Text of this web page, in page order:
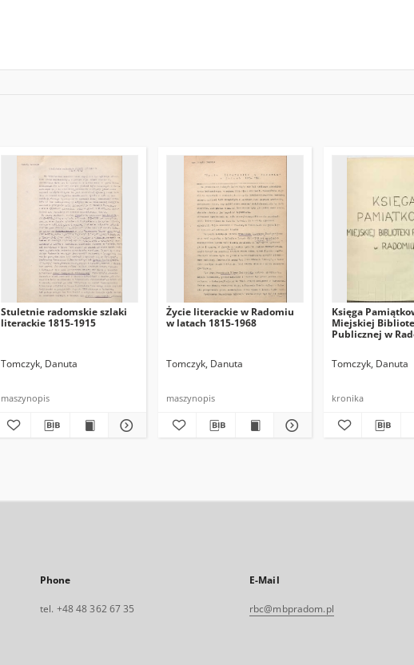
Stuletnie radomskie szlaki
literackie 1815-1915
Tomczyk, Danuta
maszynopis
Życie literackie w Radomiu
w latach 1815-1968
Tomczyk, Danuta
maszynopis
Księga
Miejskiej
Publicznej w
Tomczyk, Danuta
kronika
Phone
tel. +48 48 362 67 35
E-Mail
rbc@mbpradom.pl